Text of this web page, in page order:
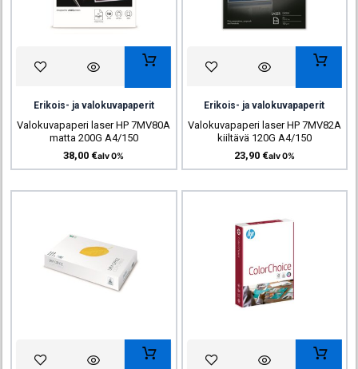
Erikois- ja valokuvapaperit
Valokuvapaperi laser HP 7MV80A
matta 200G A4/150
38,00 €alv 0%
Erikois- ja valokuvapaperit
Valokuvapaperi laser HP 7MV82A
kiiltävä 120G A4/150
23,90 €alv 0%